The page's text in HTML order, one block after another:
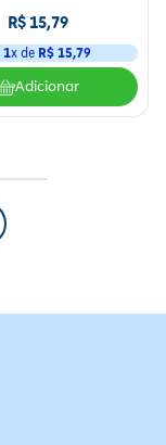
R$15,79
1x de R$ 15,79
Adicionar